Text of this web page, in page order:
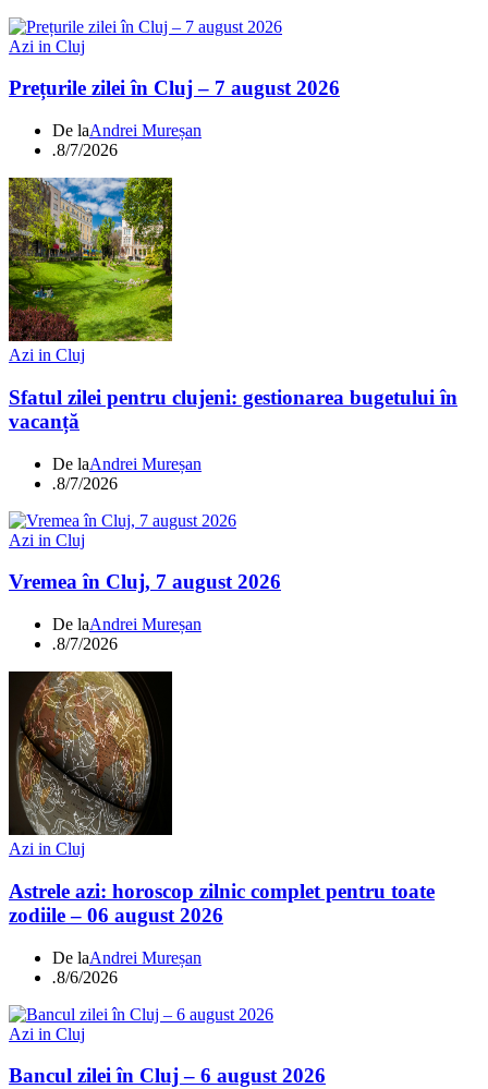
Azi in Cluj
Prețurile zilei în Cluj – 7 august 2026
De laAndrei Mureșan
.8/7/2026
Azi in Cluj
Sfatul zilei pentru clujeni: gestionarea bugetului în
vacanță
De laAndrei Mureșan
.8/7/2026
Azi in Cluj
Vremea în Cluj, 7 august 2026
De laAndrei Mureșan
.8/7/2026
Azi in Cluj
Astrele azi: horoscop zilnic complet pentru toate
zodiile – 06 august 2026
De laAndrei Mureșan
.8/6/2026
Azi in Cluj
Bancul zilei în Cluj – 6 august 2026